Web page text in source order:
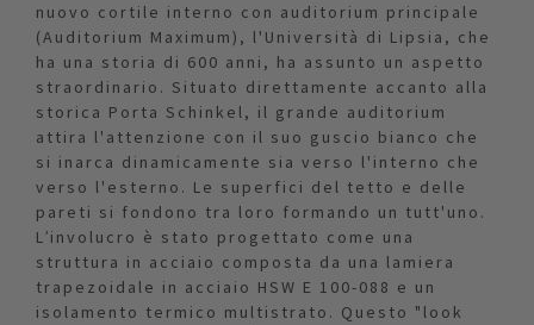
nuovo cortile interno con auditorium principale
(Auditorium Maximum), l'Università di Lipsia, che
ha una storia di 600 anni, ha assunto un aspetto
straordinario. Situato direttamente accanto alla
storica Porta Schinkel, il grande auditorium
attira l'attenzione con il suo guscio bianco che
si inarca dinamicamente sia verso l'interno che
verso l'esterno. Le superfici del tetto e delle
pareti si fondono tra loro formando un tutt'uno.
L’involucro è stato progettato come una
struttura in acciaio composta da una lamiera
trapezoidale in acciaio HSW E 100-088 e un
isolamento termico multistrato. Questo "look